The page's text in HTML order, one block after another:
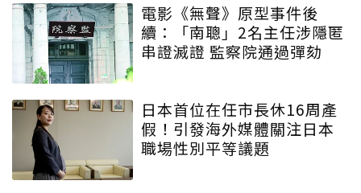
電影《無聲》原型事件後
續：「南聰」2名主任涉隱匿
串證滅證 監察院通過彈劾
日本首位在任市長休16周產
假！引發海外媒體關注日本
職場性別平等議題